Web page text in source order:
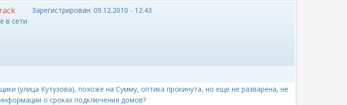
в сети
Зарегистрирован: 09.12.2010 - 12:43
(улица Кутузова), похоже на Сумму, оптика прокинута, но еще не разварена, не
о сроках подключения домов?